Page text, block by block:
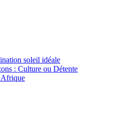
soleil idéale
: Culture ou Détente
Afrique